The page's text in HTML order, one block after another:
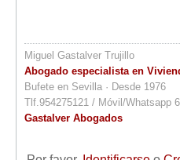
Miguel Gastalver Trujillo
Abogado especialista en
Bufete en Sevilla · Desde 1976
Tlf.954275121 / Móvil/Whatsapp
Gastalver Abogados